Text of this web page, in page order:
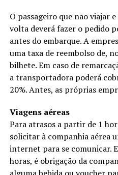
O passageiro que não viajar
volta deverá fazer o pedido
antes do embarque. A
uma taxa de reembolso de,
bilhete. Em caso de
a transportadora poderá
20%. Antes, as próprias
Viagens aéreas
Para atrasos a partir de 1
solicitar à companhia aérea
internet para se comunicar.
horas, é obrigação da
alguma bebida ou voucher